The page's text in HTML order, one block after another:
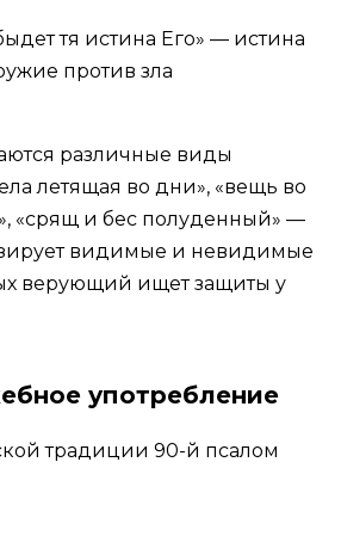
тя истина Его» — истина
против зла
различные виды
летящая во дни», «вещь во
«срящ и бес полуденный» —
видимые и невидимые
верующий ищет защиты у
употребление
традиции 90-й псалом